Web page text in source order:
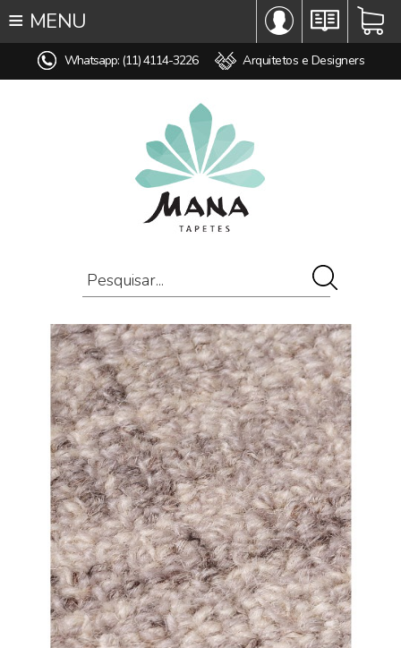
∞ TODOS OS TAPETES
♥ TAPETES SOB MEDIDA
COMPOSIÇÃO
OFERTAS
≡ MENU
Whatsapp: (11) 4114-3226 Arquitetos e Designers